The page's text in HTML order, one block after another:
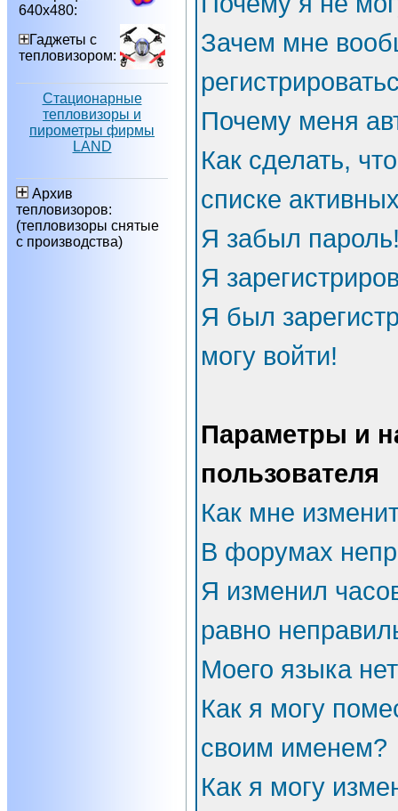
640х480:
Гаджеты с
тепловизором:
Стационарные
тепловизоры и
пирометры фирмы
LAND
Архив
тепловизоров:
(тепловизоры снятые
с производства)
Зачем мне
Почему меня
Как сделать,
списке
Я забыл
Я
Я был
могу войти!
Параметры и
пользователя
Как мне
В форумах
Я изменил
равно
Моего языка
Как я могу
своим именем?
Как я могу